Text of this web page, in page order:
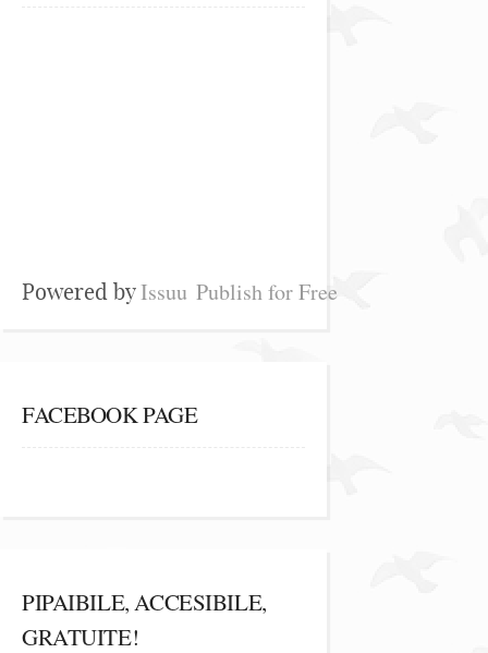
Powered byIssuu Publish for Free
FACEBOOK PAGE
PIPAIBILE, ACCESIBILE,
GRATUITE!